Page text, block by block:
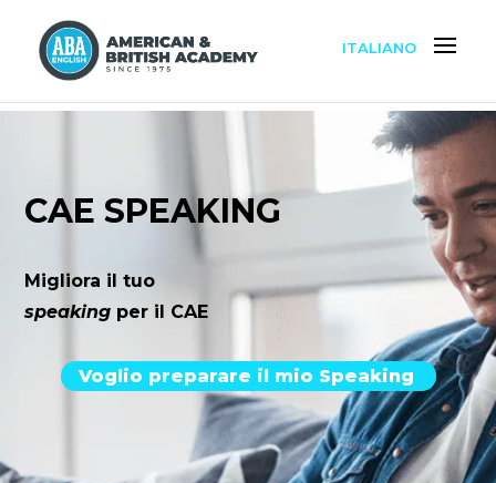
ITALIANO
CAE SPEAKING
Migliora il tuo
speaking per il CAE
Voglio preparare il mio Speaking